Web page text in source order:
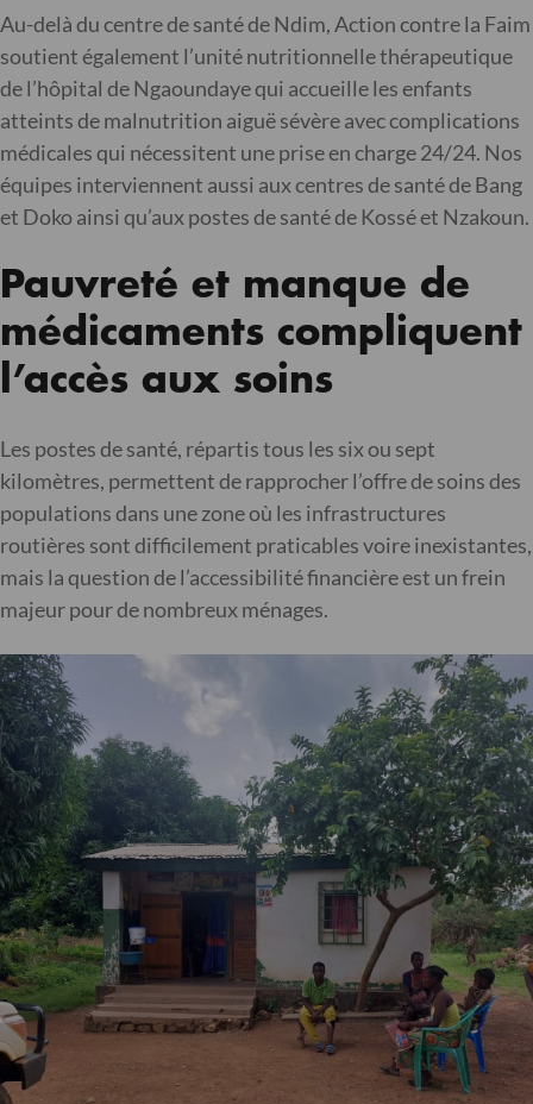
Au-delà du centre de santé de Ndim, Action contre la Faim
soutient également l’unité nutritionnelle thérapeutique
de l’hôpital de Ngaoundaye qui accueille les enfants
atteints de malnutrition aiguë sévère avec complications
médicales qui nécessitent une prise en charge 24/24. Nos
équipes interviennent aussi aux centres de santé de Bang
et Doko ainsi qu’aux postes de santé de Kossé et Nzakoun.
Pauvreté et manque de
médicaments compliquent
l’accès aux soins
Les postes de santé, répartis tous les six ou sept
kilomètres, permettent de rapprocher l’offre de soins des
populations dans une zone où les infrastructures
routières sont difficilement praticables voire inexistantes,
mais la question de l’accessibilité financière est un frein
majeur pour de nombreux ménages.